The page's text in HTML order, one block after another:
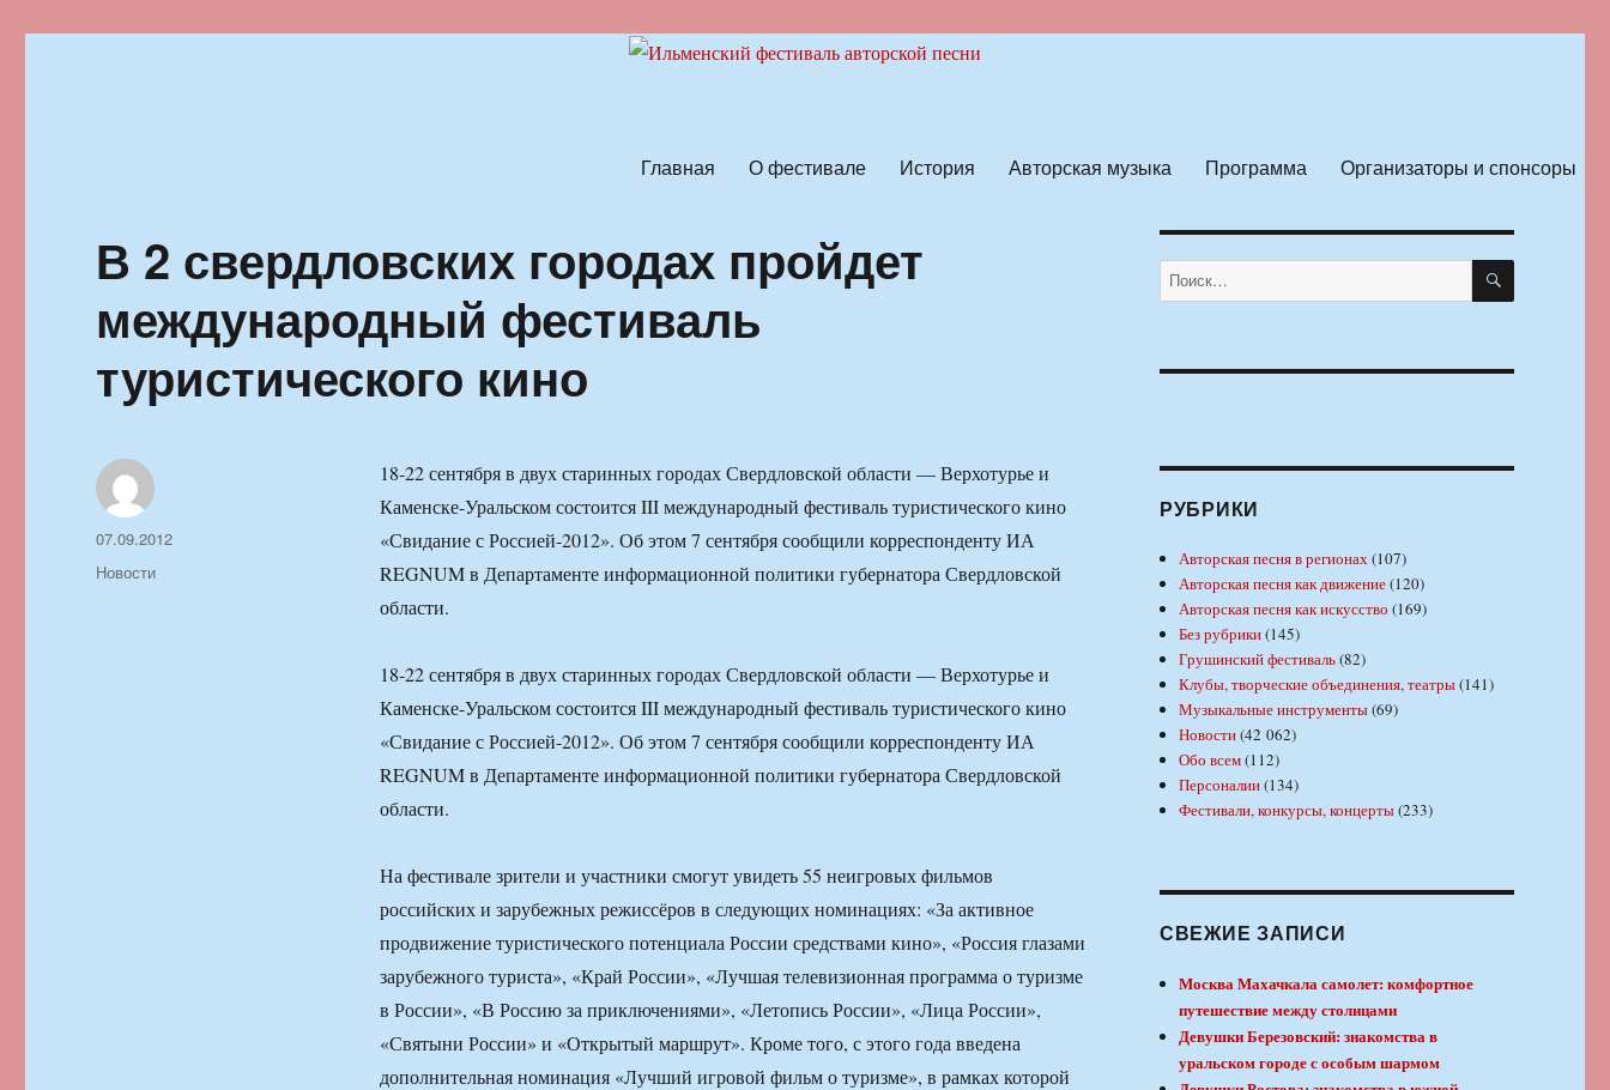
Главная О фестивале История Авторская музыка Программа Организаторы и спонсоры
В 2 свердловских городах пройдет
международный фестиваль
туристического кино
18-22 сентября в двух старинных городах Свердловской области — Верхотурье и
Каменске-Уральском состоится III международный фестиваль туристического кино
«Свидание с Россией-2012». Об этом 7 сентября сообщили корреспонденту ИА
REGNUM в Департаменте информационной политики губернатора Свердловской
области.
18-22 сентября в двух старинных городах Свердловской области — Верхотурье и
Каменске-Уральском состоится III международный фестиваль туристического кино
«Свидание с Россией-2012». Об этом 7 сентября сообщили корреспонденту ИА
REGNUM в Департаменте информационной политики губернатора Свердловской
области.
На фестивале зрители и участники смогут увидеть 55 неигровых фильмов
российских и зарубежных режиссёров в следующих номинациях: «За активное
продвижение туристического потенциала России средствами кино», «Россия глазами
зарубежного туриста», «Край России», «Лучшая телевизионная программа о туризме
в России», «В Россию за приключениями», «Летопись России», «Лица России»,
«Святыни России» и «Открытый маршрут». Кроме того, с этого года введена
дополнительная номинация «Лучший игровой фильм о туризме», в рамках которой
Автор
Опубликовано
07.09.2012
Рубрики
Новости
Искать: ПОИСК
РУБРИКИ
Авторская песня в регионах(107)
Авторская песня как движение(120)
Авторская песня как искусство (169)
Без рубрики(145)
Грушинский фестиваль(82)
Клубы, творческие объединения, театры(141)
Музыкальные инструменты(69)
Новости(42 062)
Обо всем(112)
Персоналии(134)
Фестивали, конкурсы, концерты(233)
СВЕЖИЕ ЗАПИСИ
Москва Махачкала самолет: комфортное
путешествие между столицами
Девушки Березовский: знакомства в
уральском городе с особым шармом